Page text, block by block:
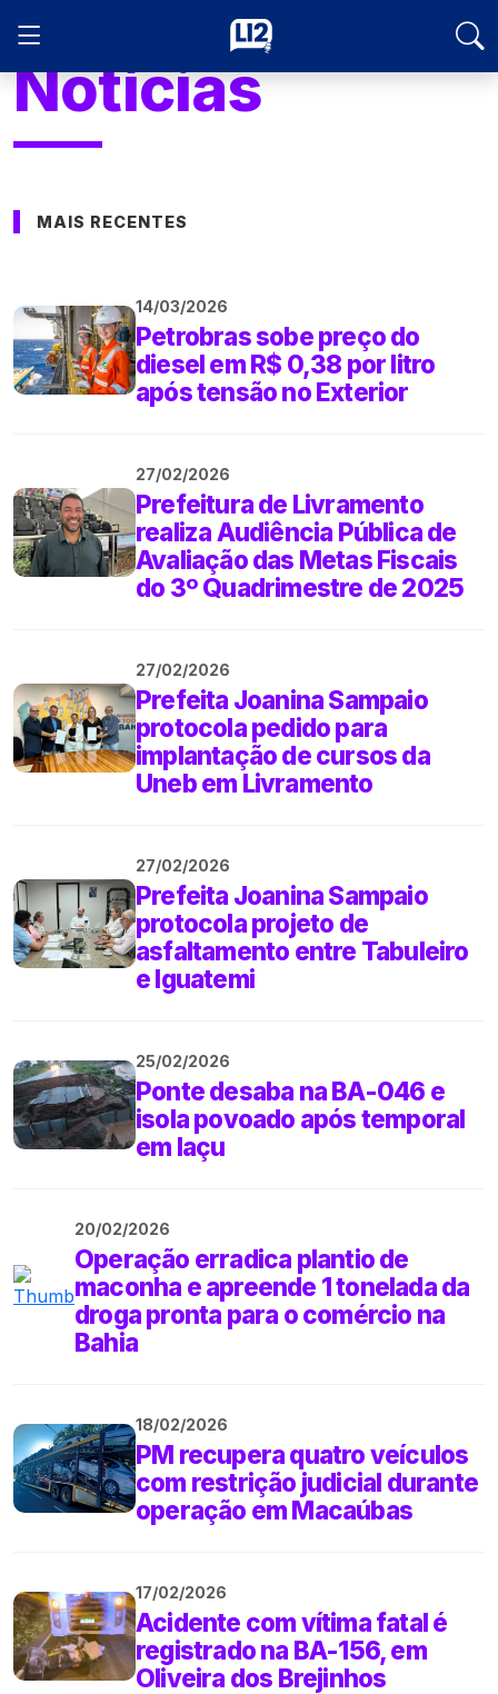
Notícias
MAIS RECENTES
14/03/2026
Petrobras sobe preço do
diesel em R$ 0,38 por litro
após tensão no Exterior
27/02/2026
Prefeitura de Livramento
realiza Audiência Pública de
Avaliação das Metas Fiscais
do 3º Quadrimestre de 2025
27/02/2026
Prefeita Joanina Sampaio
protocola pedido para
implantação de cursos da
Uneb em Livramento
27/02/2026
Prefeita Joanina Sampaio
protocola projeto de
asfaltamento entre Tabuleiro
e Iguatemi
25/02/2026
Ponte desaba na BA-046 e
isola povoado após temporal
em Iaçu
20/02/2026
Operação erradica plantio de
maconha e apreende 1 tonelada da
droga pronta para o comércio na
Bahia
18/02/2026
PM recupera quatro veículos
com restrição judicial durante
operação em Macaúbas
17/02/2026
Acidente com vítima fatal é
registrado na BA-156, em
Oliveira dos Brejinhos